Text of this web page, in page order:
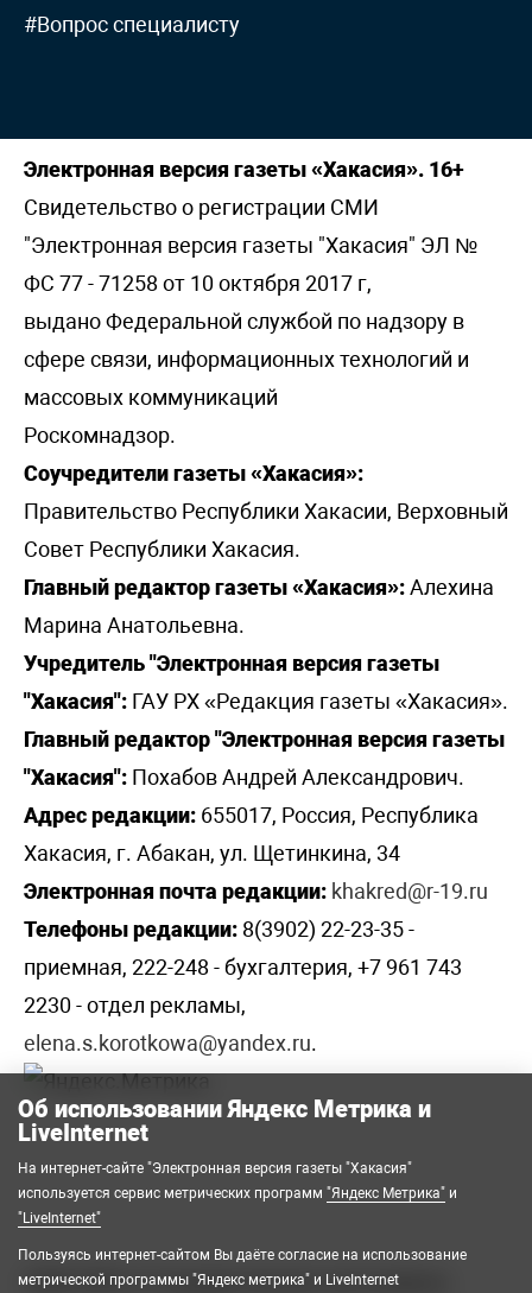
#Вопрос специалисту
Электронная версия газеты «Хакасия». 16+
Свидетельство о регистрации СМИ
"Электронная версия газеты "Хакасия" ЭЛ №
ФС 77 - 71258 от 10 октября 2017 г,
выдано Федеральной службой по надзору в
сфере связи, информационных технологий и
массовых коммуникаций
Роскомнадзор.
Соучредители газеты «Хакасия»:
Правительство Республики Хакасии, Верховный
Совет Республики Хакасия.
Главный редактор газеты «Хакасия»:Алехина
Марина Анатольевна.
Учредитель "Электронная версия газеты
"Хакасия": ГАУ РХ «Редакция газеты «Хакасия».
Главный редактор "Электронная версия газеты
"Хакасия": Похабов Андрей Александрович.
Адрес редакции: 655017, Россия, Республика
Хакасия, г. Абакан, ул. Щетинкина, 34
Электронная почта редакции: khakred@r-19.ru
Телефоны редакции: 8(3902) 22-23-35 -
приемная, 222-248 - бухгалтерия, +7 961 743
2230 - отдел рекламы,
elena.s.korotkowa@yandex.ru.
2008-2026 © Государственное автономное
Об использовании Яндекс Метрика и
LiveInternet
На интернет-сайте "Электронная версия газеты "Хакасия"
используется сервис метрических программ "Яндекс Метрика" и
"LiveInternet"
Пользуясь интернет-сайтом Вы даёте согласие на использование
метрической программы "Яндекс метрика" и LiveInternet